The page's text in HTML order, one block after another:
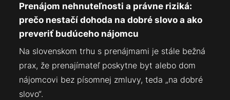
Prenájom nehnuteľnosti a právne riziká:
prečo nestačí dohoda na dobré slovo a ako
preveriť budúceho nájomcu
Na slovenskom trhu s prenájmami je stále bežná
prax, že prenajímateľ poskytne byt alebo dom
nájomcovi bez písomnej zmluvy, teda „na dobré
slovo“.